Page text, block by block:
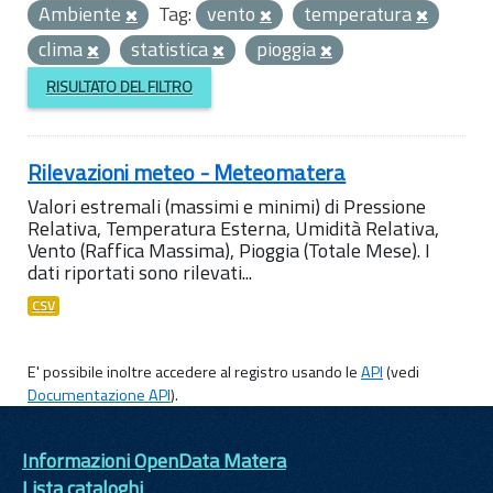
Ambiente
Tag: vento
temperatura
clima
statistica pioggia
RISULTATO DEL FILTRO
Rilevazioni meteo - Meteomatera
Valori estremali (massimi e minimi) di Pressione
Relativa, Temperatura Esterna, Umidità Relativa,
Vento (Raffica Massima), Pioggia (Totale Mese). I
dati riportati sono rilevati...
CSV
E' possibile inoltre accedere al registro usando leAPI(vedi
Documentazione API).
Informazioni OpenData Matera